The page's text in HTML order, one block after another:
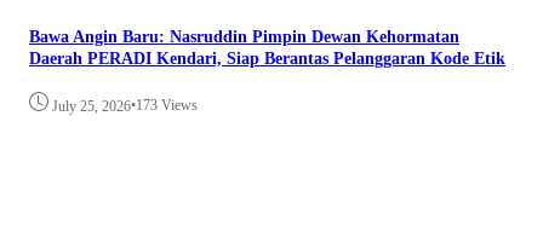
Bawa Angin Baru: Nasruddin Pimpin Dewan Kehormatan
Daerah PERADI Kendari, Siap Berantas Pelanggaran Kode Etik
July 25, 2026•173 Views